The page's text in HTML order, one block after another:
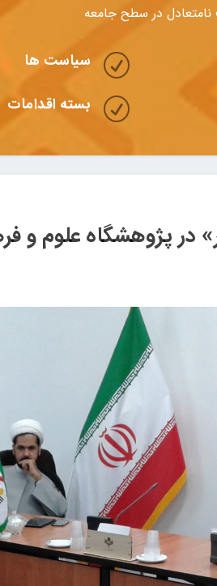
در سطح جامعه
R سیاست ها
R بسته اقدامات
در پژوهشگاه علوم و